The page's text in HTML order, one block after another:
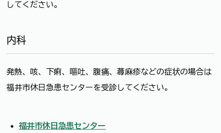
してください。
内科
発熱、咳、下痢、嘔吐、腹痛、蕁麻疹などの症状の場合は
福井市休日急患センターを受診してください。
福井市休日急患センター